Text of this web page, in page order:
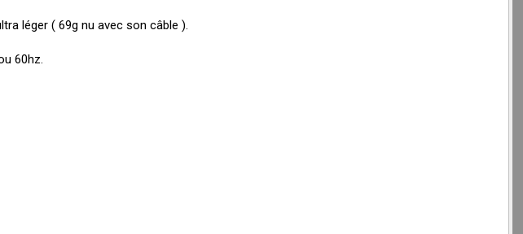
léger ( 69g nu avec son câble ).
60hz.